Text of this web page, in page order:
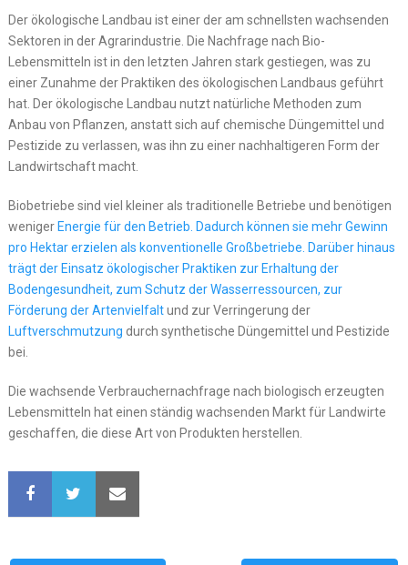
Der ökologische Landbau ist einer der am schnellsten wachsenden
Sektoren in der Agrarindustrie. Die Nachfrage nach Bio-
Lebensmitteln ist in den letzten Jahren stark gestiegen, was zu
einer Zunahme der Praktiken des ökologischen Landbaus geführt
hat. Der ökologische Landbau nutzt natürliche Methoden zum
Anbau von Pflanzen, anstatt sich auf chemische Düngemittel und
Pestizide zu verlassen, was ihn zu einer nachhaltigeren Form der
Landwirtschaft macht.
Biobetriebe sind viel kleiner als traditionelle Betriebe und benötigen
weniger Energie für den Betrieb. Dadurch können sie mehr Gewinn
pro Hektar erzielen als konventionelle Großbetriebe. Darüber hinaus
trägt der Einsatz ökologischer Praktiken zur Erhaltung der
Bodengesundheit, zum Schutz der Wasserressourcen, zur
Förderung der Artenvielfaltund zur Verringerung der
Luftverschmutzung durch synthetische Düngemittel und Pestizide
bei.
Die wachsende Verbrauchernachfrage nach biologisch erzeugten
Lebensmitteln hat einen ständig wachsenden Markt für Landwirte
geschaffen, die diese Art von Produkten herstellen.